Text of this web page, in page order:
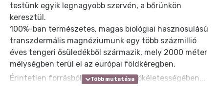
testünk egyik legnagyobb szervén, a bőrünkön
keresztül.
100%-ban természetes, magas biológiai hasznosulású
transzdermális magnéziumunk egy több százmillió
éves tengeri ősüledékből származik, mely 2000 méter
mélységben terül el az európai földkéregben.
Érintetlen forrásból, természetes tökéletességében...